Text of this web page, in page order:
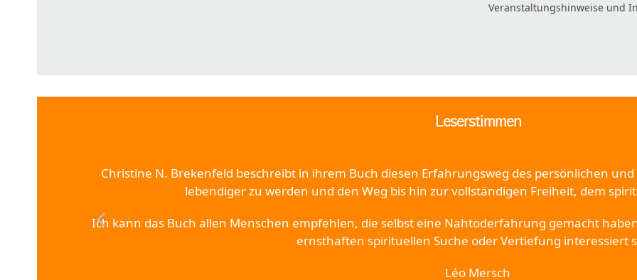
Veranstaltungshinweise und
Leserstimmen
Christine N. Brekenfeld beschreibt in ihrem Buch diesen Erfahrungsweg des persönlichen
lebendiger zu werden und den Weg bis hin zur vollständigen Freiheit, dem
Ich kann das Buch allen Menschen empfehlen, die selbst eine Nahtoderfahrung gemacht
ernsthaften spirituellen Suche oder Vertiefung interessiert
Léo Mersch
previous